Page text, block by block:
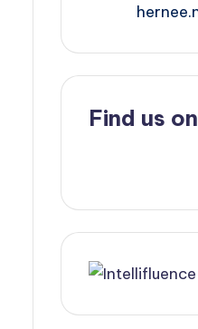
Find us